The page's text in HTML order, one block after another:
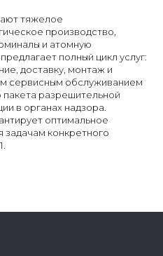
тяжелое
производство,
и атомную
полный цикл услуг:
доставку, монтаж и
сервисным обслуживанием
разрешительной
в органах надзора.
оптимальное
задачам конкретного